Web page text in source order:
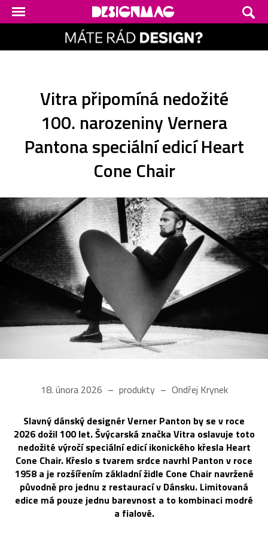
Vitra připomíná nedožité
100. narozeniny Vernera
Pantona speciální edicí Heart
Cone Chair
18. února 2026 produkty Ondřej Krynek
Slavný dánský designér Verner Panton by se v roce
2026 dožil 100 let. Švýcarská značka Vitra oslavuje toto
nedožité výročí speciální edicí ikonického křesla Heart
Cone Chair. Křeslo s tvarem srdce navrhl Panton v roce
1958 a je rozšířením základní židle Cone Chair navržené
původně pro jednu z restaurací v Dánsku. Limitovaná
edice má pouze jednu barevnost a to kombinaci modré
a fialové.